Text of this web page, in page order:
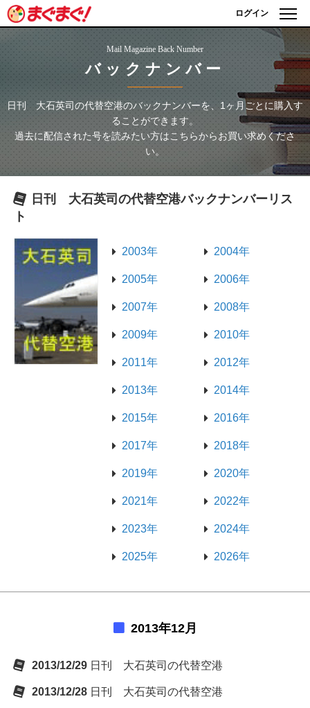
ログイン
Mail Magazine Back Number
バックナンバー
日刊 大石英司の代替空港のバックナンバーを、1ヶ月ごとに購入す
ることができます。
過去に配信された号を読みたい方はこちらからお買い求めくださ
い。
日刊 大石英司の代替空港バックナンバーリス
ト
2003年 2004年
2005年 2006年
2007年 2008年
2009年 2010年
2011年 2012年
2013年 2014年
2015年 2016年
2017年 2018年
2019年 2020年
2021年 2022年
2023年 2024年
2025年 2026年
2013年12月
2013/12/29 日刊 大石英司の代替空港
2013/12/28 日刊 大石英司の代替空港